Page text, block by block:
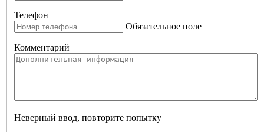
Телефон
Обязательное поле
Комментарий
Неверный ввод, повторите попытку